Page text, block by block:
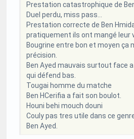
Prestation catastrophique de
Duel perdu, miss pass…
Prestation correcte de Ben
pratiquement ils ont mangé leur
Bougrine entre bon et moyen ça
précision.
Ben Ayed mauvais surtout face
qui défend bas.
Tougai homme du matche
Ben HCerifia a fait son boulot.
Houni behi mouch douni
Couly pas tres utile dans ce
Ben Ayed.